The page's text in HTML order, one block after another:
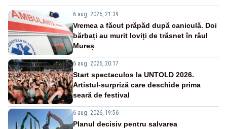
6 aug. 2026, 21:39
Vremea a făcut prăpăd după caniculă. Doi
bărbați au murit loviți de trăsnet în râul
Mureș
6 aug. 2026, 20:17
Start spectaculos la UNTOLD 2026.
Artistul-surpriză care deschide prima
seară de festival
6 aug. 2026, 19:56
Planul decisiv pentru salvarea